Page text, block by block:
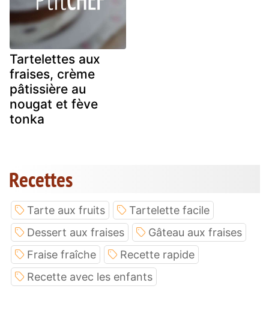
Tartelettes aux
fraises, crème
pâtissière au
nougat et fève
tonka
Recettes
Tarte aux fruits
Tartelette facile
Dessert aux fraises
Gâteau aux fraises
Fraise fraîche
Recette rapide
Recette avec les enfants